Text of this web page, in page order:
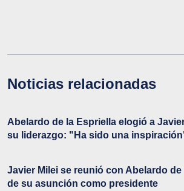
Noticias relacionadas
Abelardo de la Espriella elogió a
su liderazgo: "Ha sido una
Javier Milei se reunió con Abelardo
de su asunción como presidente